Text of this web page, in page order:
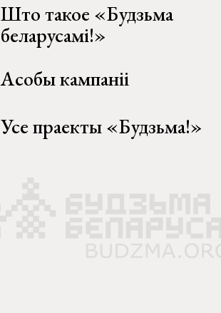
Што такое «Будзьма
беларусамі!»
Асобы кампаніі
Усе праекты «Будзьма!»